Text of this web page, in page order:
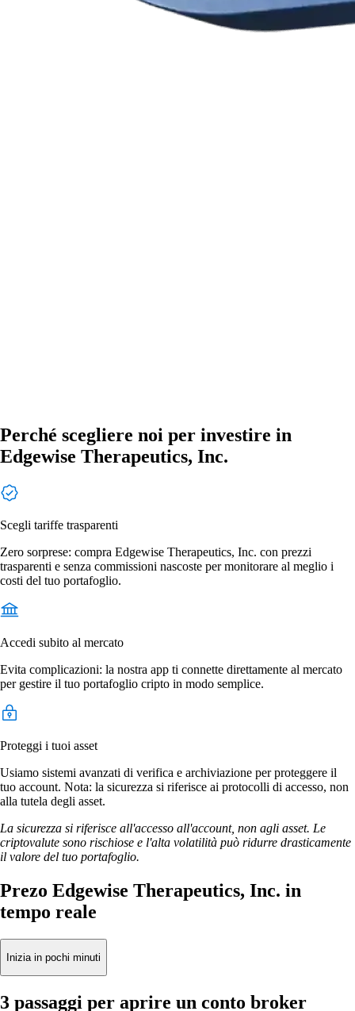
Perché scegliere noi per investire in
Edgewise Therapeutics, Inc.
Scegli tariffe trasparenti
Zero sorprese: compra Edgewise Therapeutics, Inc. con prezzi
trasparenti e senza commissioni nascoste per monitorare al meglio i
costi del tuo portafoglio.
Accedi subito al mercato
Evita complicazioni: la nostra app ti connette direttamente al mercato
per gestire il tuo portafoglio cripto in modo semplice.
Proteggi i tuoi asset
Usiamo sistemi avanzati di verifica e archiviazione per proteggere il
tuo account. Nota: la sicurezza si riferisce ai protocolli di accesso, non
alla tutela degli asset.
La sicurezza si riferisce all'accesso all'account, non agli asset. Le
criptovalute sono rischiose e l'alta volatilità può ridurre drasticamente
il valore del tuo portafoglio.
Prezo Edgewise Therapeutics, Inc. in
tempo reale
Inizia in pochi minuti
3 passaggi per aprire un conto broker